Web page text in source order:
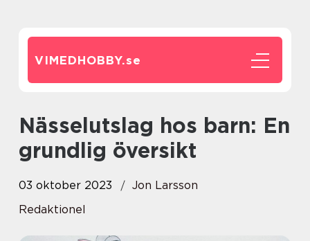
VIMEDHOBBY.se
Nässelutslag hos barn: En
grundlig översikt
03 oktober 2023
Jon Larsson
Redaktionel